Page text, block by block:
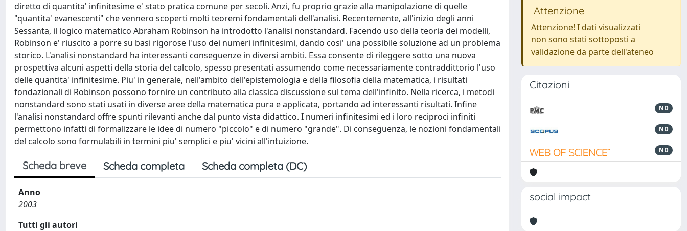
diretto di quantita' infinitesime e' stato pratica comune per secoli. Anzi, fu proprio grazie alla manipolazione di quelle
"quantita' evanescenti" che vennero scoperti molti teoremi fondamentali dell'analisi. Recentemente, all'inizio degli anni
Sessanta, il logico matematico Abraham Robinson ha introdotto l'analisi nonstandard. Facendo uso della teoria dei modelli,
Robinson e' riuscito a porre su basi rigorose l'uso dei numeri infinitesimi, dando cosi' una possibile soluzione ad un problema
storico. L'analisi nonstandard ha interessanti conseguenze in diversi ambiti. Essa consente di rileggere sotto una nuova
prospettiva alcuni aspetti della storia del calcolo, spesso presentati assumendo come necessariamente contraddittorio l'uso
delle quantita' infinitesime. Piu' in generale, nell'ambito dell'epistemologia e della filosofia della matematica, i risultati
fondazionali di Robinson possono fornire un contributo alla classica discussione sul tema dell'infinito. Nella ricerca, i metodi
nonstandard sono stati usati in diverse aree della matematica pura e applicata, portando ad interessanti risultati. Infine
l'analisi nonstandard offre spunti rilevanti anche dal punto vista didattico. I numeri infinitesimi ed i loro reciproci infiniti
permettono infatti di formalizzare le idee di numero "piccolo" e di numero "grande". Di conseguenza, le nozioni fondamentali
del calcolo sono formulabili in termini piu' semplici e piu' vicini all'intuizione.
Scheda breve Scheda completa Scheda completa (DC)
Anno
2003
Tutti gli autori
Attenzione
Attenzione! I dati visualizzati
non sono stati sottoposti a
validazione da parte dell'ateneo
Citazioni
ND
ND
ND
social impact